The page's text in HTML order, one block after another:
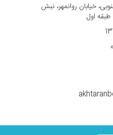
خیابان روانمهر، نبش